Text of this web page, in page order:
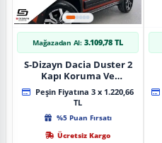
Mağazadan Al: 3.109,78 TL
S-Dizayn Dacia Duster 2
Kapı Koruma Ve
Çamurluk Kaplaması
Dodik Seti 2018 Üzeri A+
Kalite
Peşin Fiyatına 3 x 1.220,66
TL
%5 Puan Fırsatı
Ücretsiz Kargo